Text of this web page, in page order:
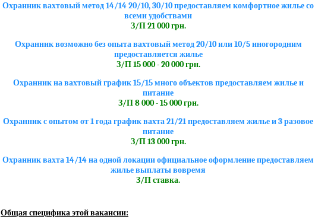
Охранник вахтовый метод 14/14 20/10, 30/10 предоставляем комфортное жилье со
всеми удобствами
З/П 21 000 грн.
Охранник возможно без опыта вахтовый метод 20/10 или 10/5 иногородним
предоставляется жилье
З/П 15 000 - 20 000 грн.
Охранник на вахтовый график 15/15 много объектов предоставляем жилье и
питание
З/П 8 000 - 15 000 грн.
Охранник с опытом от 1 года график вахта 21/21 предоставляем жилье и 3 разовое
питание
З/П 13 000 грн.
Охранник вахта 14/14 на одной локации официальное оформление предоставляем
жилье выплаты вовремя
З/П ставка.
Общая специфика этой вакансии: